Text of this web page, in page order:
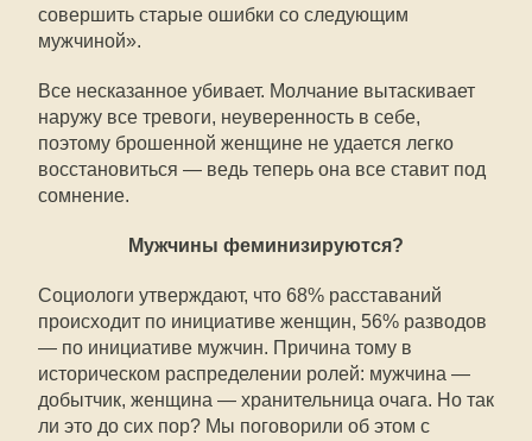
совершить старые ошибки со следующим
мужчиной».
Все несказанное убивает. Молчание вытаскивает
наружу все тревоги, неуверенность в себе,
поэтому брошенной женщине не удается легко
восстановиться — ведь теперь она все ставит под
сомнение.
Мужчины феминизируются?
Социологи утверждают, что 68% расставаний
происходит по инициативе женщин, 56% разводов
— по инициативе мужчин. Причина тому в
историческом распределении ролей: мужчина —
добытчик, женщина — хранительница очага. Но так
ли это до сих пор? Мы поговорили об этом с